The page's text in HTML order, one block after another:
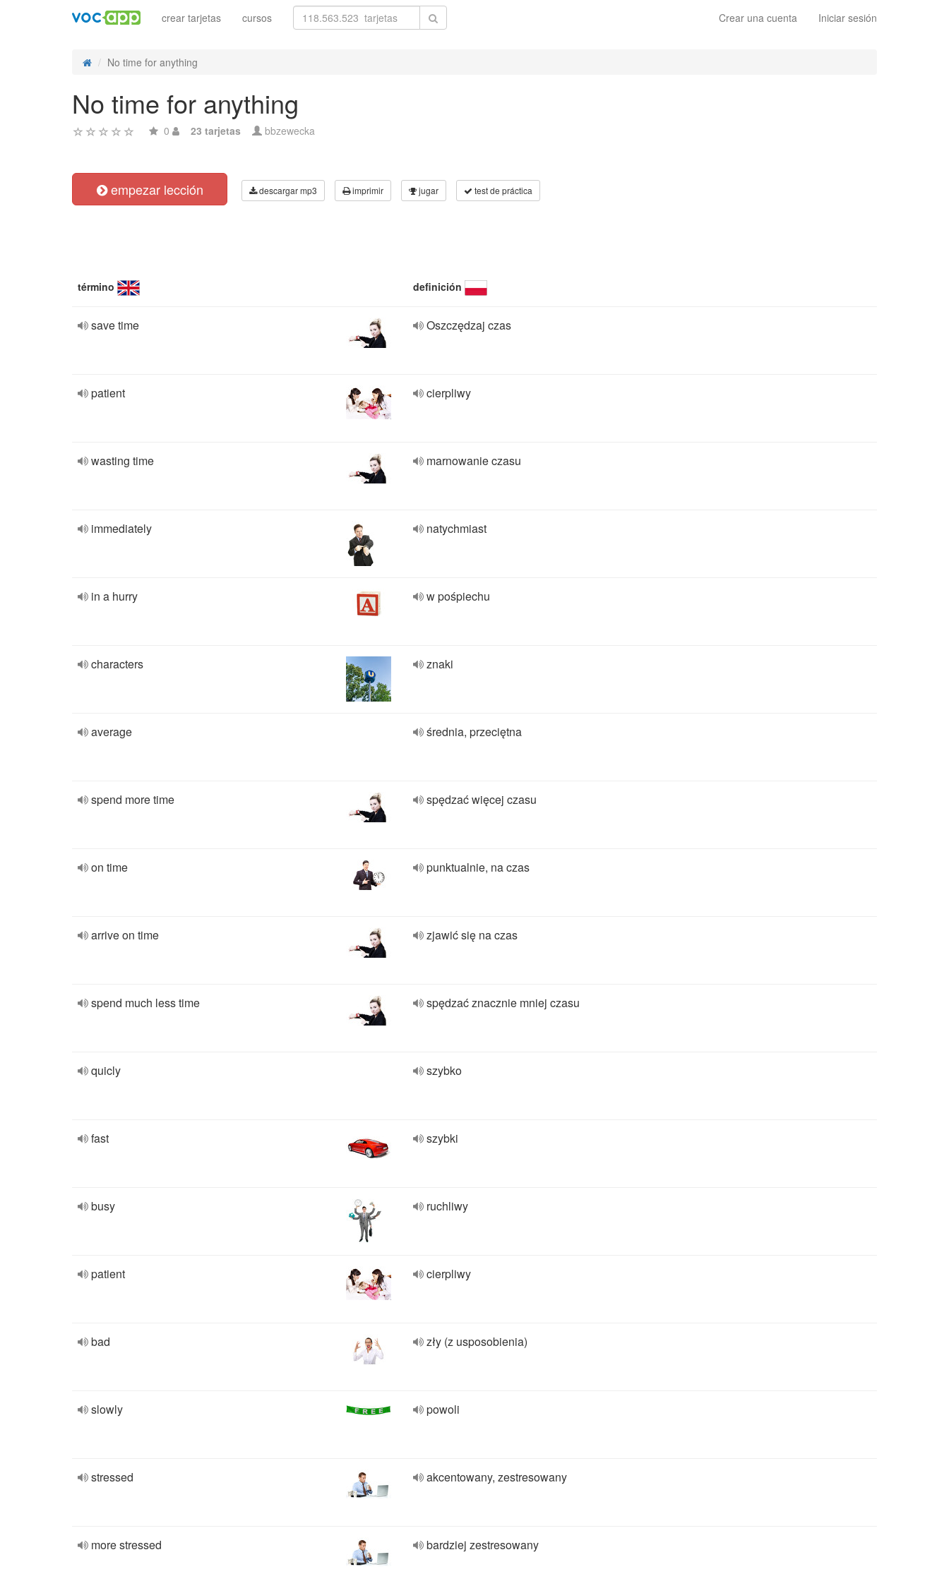
Crear una cuenta Iniciar sesión
crear tarjetas cursos
No time for anything
No time for anything
0 23 tarjetas bbzewecka
empezar lección descargar mp3 imprimir jugar test de práctica
término definición
save time Oszczędzaj czas
patient cierpliwy
wasting time marnowanie czasu
immediately natychmiast
in a hurry w pośpiechu
characters znaki
average średnia, przeciętna
spend more time spędzać więcej czasu
on time punktualnie, na czas
arrive on time zjawić się na czas
spend much less time spędzać znacznie mniej czasu
quicly szybko
fast szybki
busy ruchliwy
patient cierpliwy
bad zły (z usposobienia)
slowly powoli
stressed akcentowany, zestresowany
more stressed bardziej zestresowany